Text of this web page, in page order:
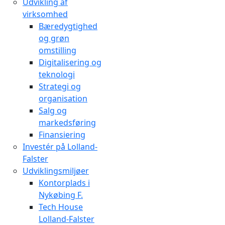
virksomhed
Bæredygtighed
og grøn
omstilling
Digitalisering og
teknologi
Strategi og
organisation
Salg og
markedsføring
Finansiering
Investér på Lolland-
Falster
Udviklingsmiljøer
Kontorplads i
Nykøbing F.
Tech House
Lolland-Falster